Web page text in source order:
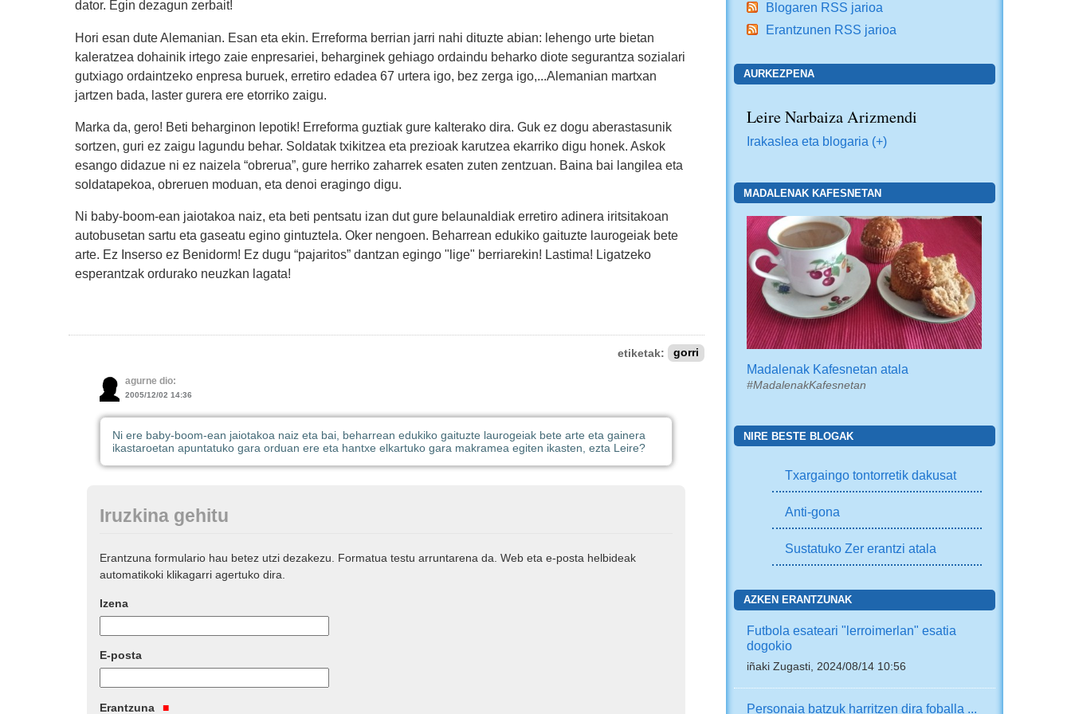
dator. Egin dezagun zerbait!
Hori esan dute Alemanian. Esan eta ekin. Erreforma berrian jarri nahi dituzte abian: lehengo urte bietan
kaleratzea dohainik irtego zaie enpresariei, beharginek gehiago ordaindu beharko diote segurantza sozialari
gutxiago ordaintzeko enpresa buruek, erretiro edadea 67 urtera igo, bez zerga igo,...Alemanian martxan
jartzen bada, laster gurera ere etorriko zaigu.
Marka da, gero! Beti beharginon lepotik! Erreforma guztiak gure kalterako dira. Guk ez dogu aberastasunik
sortzen, guri ez zaigu lagundu behar. Soldatak txikitzea eta prezioak karutzea ekarriko digu honek. Askok
esango didazue ni ez naizela “obrerua”, gure herriko zaharrek esaten zuten zentzuan. Baina bai langilea eta
soldatapekoa, obreruen moduan, eta denoi eragingo digu.
Ni baby-boom-ean jaiotakoa naiz, eta beti pentsatu izan dut gure belaunaldiak erretiro adinera iritsitakoan
autobusetan sartu eta gaseatu egino gintuztela. Oker nengoen. Beharrean edukiko gaituzte laurogeiak bete
arte. Ez Inserso ez Benidorm! Ez dugu “pajaritos” dantzan egingo "lige" berriarekin! Lastima! Ligatzeko
esperantzak ordurako neuzkan lagata!
etiketak: gorri
agurne dio:
2005/12/02 14:36
Ni ere baby-boom-ean jaiotakoa naiz eta bai, beharrean edukiko gaituzte laurogeiak bete arte eta gainera
ikastaroetan apuntatuko gara orduan ere eta hantxe elkartuko gara makramea egiten ikasten, ezta Leire?
Iruzkina gehitu
Erantzuna formulario hau betez utzi dezakezu. Formatua testu arruntarena da. Web eta e-posta helbideak
automatikoki klikagarri agertuko dira.
Izena
E-posta
Erantzuna
Blogaren RSS jarioa
Erantzunen RSS jarioa
AURKEZPENA
Leire Narbaiza Arizmendi
Irakaslea eta blogaria (+)
MADALENAK KAFESNETAN
Madalenak Kafesnetan atala
#MadalenakKafesnetan
NIRE BESTE BLOGAK
Txargaingo tontorretik dakusat
Anti-gona
Sustatuko Zer erantzi atala
AZKEN ERANTZUNAK
Futbola esateari "lerroimerlan" esatia
dogokio
iñaki Zugasti, 2024/08/14 10:56
Personaia batzuk harritzen dira foballa ...